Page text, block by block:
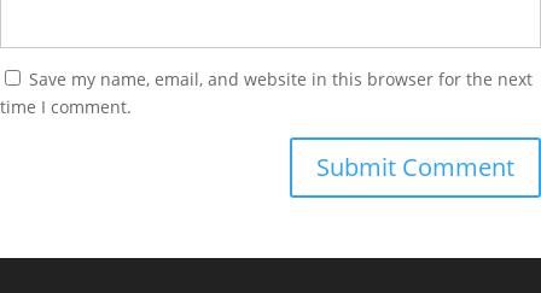
Save my name, email, and website in this browser for the next
time I comment.